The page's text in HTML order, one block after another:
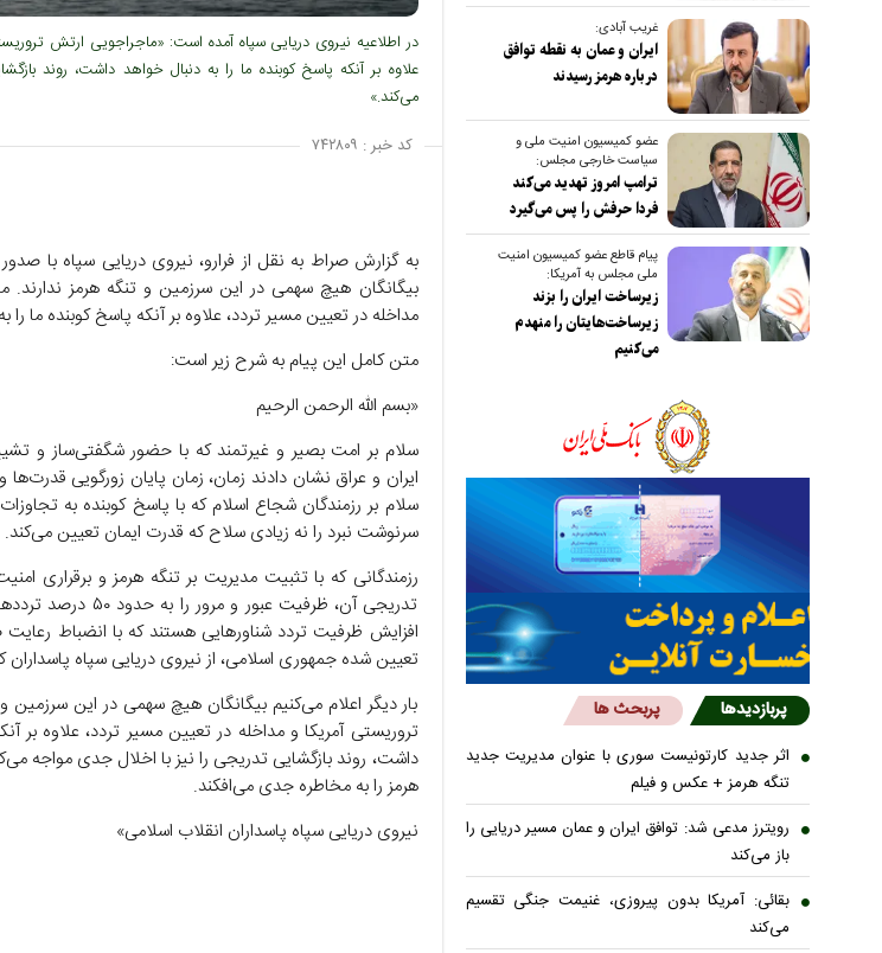
در اطلاعیه نیروی دریایی سپاه آمده است: «ماجراجویی ارتش
علاوه بر آنکه پاسخ کوبنده ما را به دنبال خواهد داشت، روند
می‌کند.»
کد خبر : ۷۴۲۸۰۹
به گزارش صراط به نقل از فرارو، نیروی دریایی سپاه با صدور
بیگانگان هیچ سهمی در این سرزمین و تنگه هرمز ندارند.
مداخله در تعیین مسیر تردد، علاوه بر آنکه پاسخ کوبنده ما
متن کامل این پیام به شرح زیر است:
«بسم الله الرحمن الرحیم
سلام بر امت بصیر و غیرتمند که با حضور شگفتی‌ساز و
ایران و عراق نشان دادند زمان، زمان پایان زورگویی
سلام بر رزمندگان شجاع اسلام که با پاسخ کوبنده به
سرنوشت نبرد را نه زیادی سلاح که قدرت ایمان تعیین می‌کند.
رزمندگانی که با تثبیت مدیریت بر تنگه هرمز و برقراری
تدریجی آن، ظرفیت
افزایش ظرفیت تردد شناورهایی هستند که با انضباط رعایت
تعیین شده جمهوری اسلامی، از نیروی دریایی سپاه
بار دیگر اعلام می‌کنیم بیگانگان هیچ سهمی در این سرزمین
تروریستی آمریکا و مداخله در تعیین مسیر تردد، علاوه بر
داشت، روند بازگشایی تدریجی را نیز با اخلال جدی مواجه
هرمز را به مخاطره جدی می‌افکند.
نیروی دریایی سپاه پاسداران انقلاب اسلامی»
غریب آبادی:
ایران و عمان به نقطه توافق
درباره هرمز رسیدند
عضو کمیسیون امنیت ملی و
سیاست خارجی مجلس:
ترامپ امروز تهدید می‌کند
فردا حرفش را پس می‌گیرد
پیام قاطع عضو کمیسیون امنیت
ملی مجلس به آمریکا:
زیرساخت ایران را بزند
زیرساخت‌هایتان را منهدم
می‌کنیم
پربازدیدها پربحث ها
اثر جدید کارتونیست سوری با عنوان مدیریت جدید
تنگه هرمز + عکس و فیلم
رویترز مدعی شد: توافق ایران و عمان مسیر دریایی را
باز می‌کند
بقائی: آمریکا بدون پیروزی، غنیمت جنگی تقسیم
می‌کند